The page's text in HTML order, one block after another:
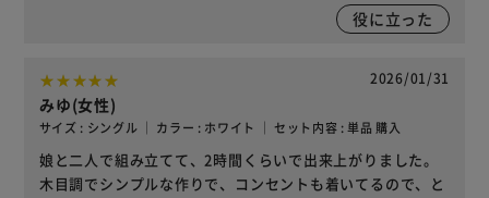
役に立った
2026/01/31
みゆ(女性)
サイズ : シングル ｜ カラー : ホワイト ｜ セット内容 : 単品 購入
娘と二人で組み立てて、2時間くらいで出来上がりました。
木目調でシンプルな作りで、コンセントも着いてるので、と